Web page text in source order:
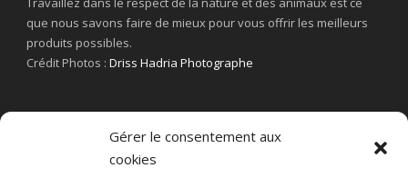
Gérer le consentement aux
cookies
que nous savons faire de mieux pour vous offrir les meilleurs
produits possibles.
Crédit Photos : Driss Hadria Photographe